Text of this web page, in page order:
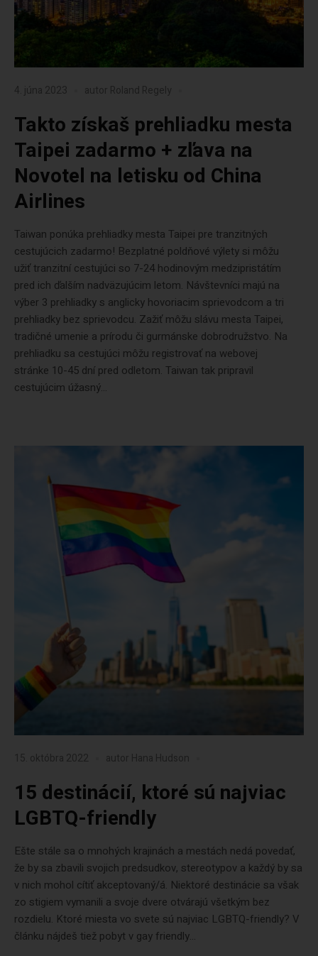
4. júna 2023 autor Roland Regely
Takto získaš prehliadku mesta
Taipei zadarmo + zľava na
Novotel na letisku od China
Airlines
Taiwan ponúka prehliadky mesta Taipei pre tranzitných
cestujúcich zadarmo! Bezplatné poldňové výlety si môžu
užiť tranzitní cestujúci so 7-24 hodinovým medzipristátím
pred ich ďalším nadväzujúcim letom. Návštevníci majú na
výber 3 prehliadky s anglicky hovoriacim sprievodcom a tri
prehliadky bez sprievodcu. Zažiť môžu slávu mesta Taipei,
tradičné umenie a prírodu či gurmánske dobrodružstvo. Na
prehliadku sa cestujúci môžu registrovať na webovej
stránke 10-45 dní pred odletom. Taiwan tak pripravil
cestujúcim úžasný...
15. októbra 2022 autor Hana Hudson
15 destinácií, ktoré sú najviac
LGBTQ-friendly
Ešte stále sa o mnohých krajinách a mestách nedá povedať,
že by sa zbavili svojich predsudkov, stereotypov a každý by sa
v nich mohol cítiť akceptovaný/á. Niektoré destinácie sa však
zo stigiem vymanili a svoje dvere otvárajú všetkým bez
rozdielu. Ktoré miesta vo svete sú najviac LGBTQ-friendly? V
článku nájdeš tiež pobyt v gay friendly...